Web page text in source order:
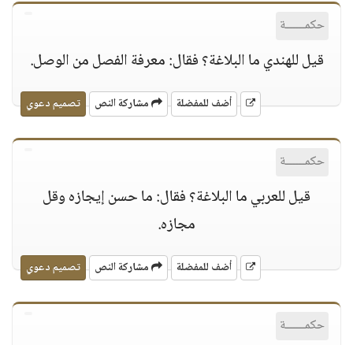
حكمــــــة
قيل للهندي ما البلاغة؟ فقال: معرفة الفصل من الوصل.
أضف للمفضلة مشاركة النص تصميم دعوي
حكمــــــة
قيل للعربي ما البلاغة؟ فقال: ما حسن إيجازه وقل
مجازه.
أضف للمفضلة مشاركة النص تصميم دعوي
حكمــــــة